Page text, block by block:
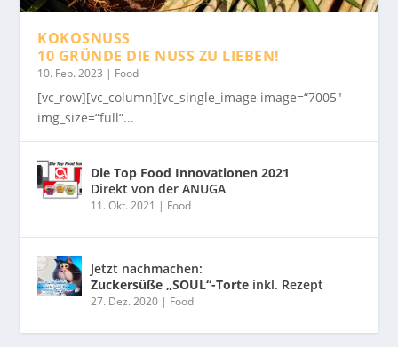
KOKOSNUSS
10 GRÜNDE DIE NUSS ZU LIEBEN!
10. Feb. 2023 | Food
[vc_row][vc_column][vc_single_image image=“7005″
img_size=“full“...
Die Top Food Innovationen 2021
Direkt von der ANUGA
11. Okt. 2021 | Food
Jetzt nachmachen:
Zuckersüße „SOUL“-Torte inkl. Rezept
27. Dez. 2020 | Food